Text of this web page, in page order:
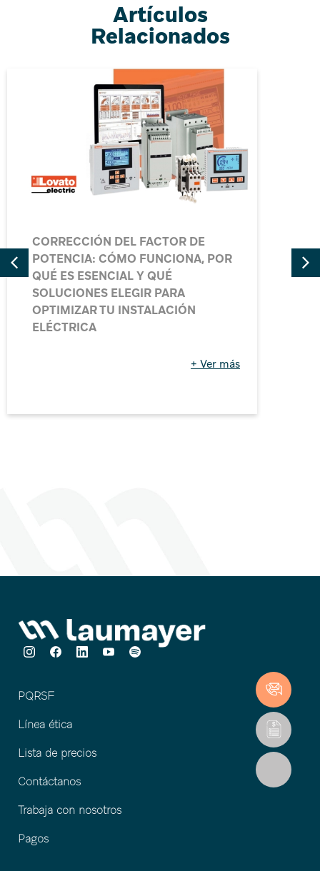
Artículos
Relacionados
CORRECCIÓN DEL FACTOR DE
POTENCIA: CÓMO FUNCIONA, POR
QUÉ ES ESENCIAL Y QUÉ
SOLUCIONES ELEGIR PARA
OPTIMIZAR TU INSTALACIÓN
ELÉCTRICA
+ Ver más
PQRSF
Línea ética
Lista de precios
Contáctanos
Trabaja con nosotros
Pagos